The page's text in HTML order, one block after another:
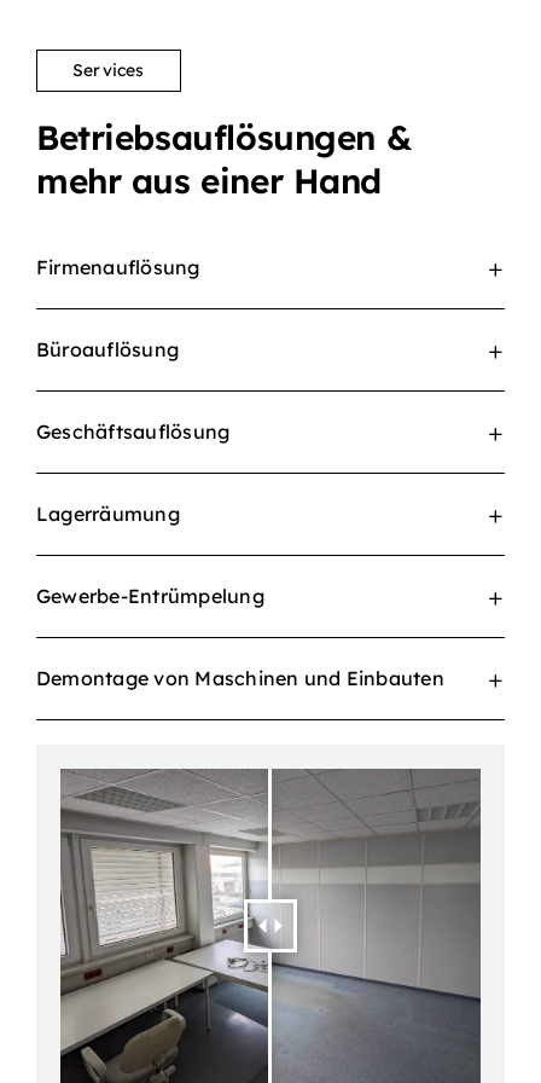
Services
Betriebsauflösungen &
mehr aus einer Hand
Firmenauflösung
Büroauflösung
Geschäftsauflösung
Lagerräumung
Gewerbe-Entrümpelung
Demontage von Maschinen und Einbauten